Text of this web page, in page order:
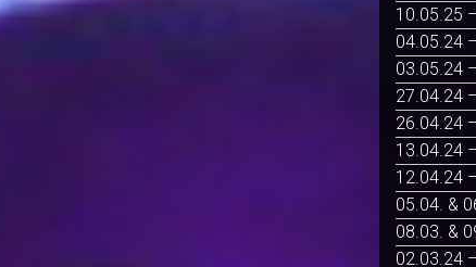
10.05.25
04.05.24
03.05.24
27.04.24
26.04.24
13.04.24
12.04.24
05.04. &
08.03. &
02.03.24